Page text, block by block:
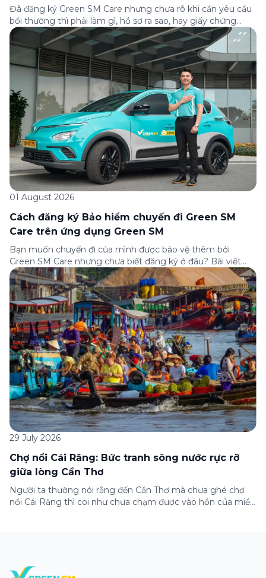
hỗ trợ
Đã đăng ký Green SM Care nhưng chưa rõ khi cần yêu cầu
bồi thường thì phải làm gì, hồ sơ ra sao, hay giấy chứng
nhận bảo hiểm tìm ở đâu? Bài viết này tổng hợp đầy đủ các
câu hỏi thường gặp nhất về quy trình bồi thường và hỗ trợ
của Green […]
01 August 2026
Cách đăng ký Bảo hiểm chuyến đi Green SM
Care trên ứng dụng Green SM
Bạn muốn chuyến đi của mình được bảo vệ thêm bởi
Green SM Care nhưng chưa biết đăng ký ở đâu? Bài viết
dưới đây sẽ hướng dẫn chi tiết cách tham gia (và hủy tham
gia) gói bảo hiểm này ngay trên ứng dụng Green SM, cùng
những lưu ý quan trọng trước khi […]
29 July 2026
Chợ nổi Cái Răng: Bức tranh sông nước rực rỡ
giữa lòng Cần Thơ
Người ta thường nói rằng đến Cần Thơ mà chưa ghé chợ
nổi Cái Răng thì coi như chưa chạm được vào hồn của miền